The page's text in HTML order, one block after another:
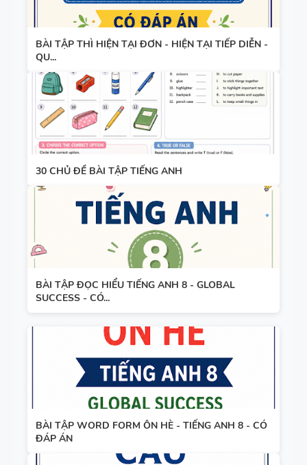
BÀI TẬP THÌ HIỆN TẠI ĐƠN - HIỆN TẠI TIẾP DIỄN -
QU...
30 CHỦ ĐỀ BÀI TẬP TIẾNG ANH
BÀI TẬP ĐỌC HIỂU TIẾNG ANH 8 - GLOBAL
SUCCESS - CÓ...
BÀI TẬP WORD FORM ÔN HÈ - TIẾNG ANH 8 - CÓ
ĐÁP ÁN